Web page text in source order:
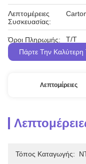
Λεπτομέρειες
Συσκευασίας:
Όροι Πληρωμής:
Τ/Τ
Πάρτε Την Καλύτερη
Λεπτομέρειες
Τόπος Καταγωγής: